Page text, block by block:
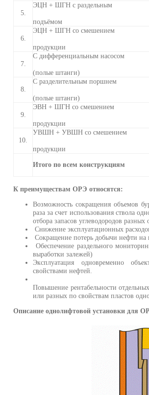
5.
ЭЦН + ШГН с раздельным
подъёмом
6.
ЭЦН + ШГН со смешением
продукции
7.
С дифференциальным насосом
(полые штанги)
8.
С разделительным поршнем
(полые штанги)
9.
ЭВН + ШГН со смешением
продукции
10.
УВШН + УВШН со смешением
продукции
Итого по всем конструкциям
К преимуществам ОРЭ относятся:
Возможность сокращения объемов
раза за счет использования ствола
отбора запасов углеводородов
Снижение эксплуатационных
Сокращение потерь добычи нефти на
Обеспечение раздельного
выработки залежей)
Эксплуатация одновременно
свойствами нефтей.
Повышение рентабельности
или разных по свойствам пластов
Описание однолифтовой установки для